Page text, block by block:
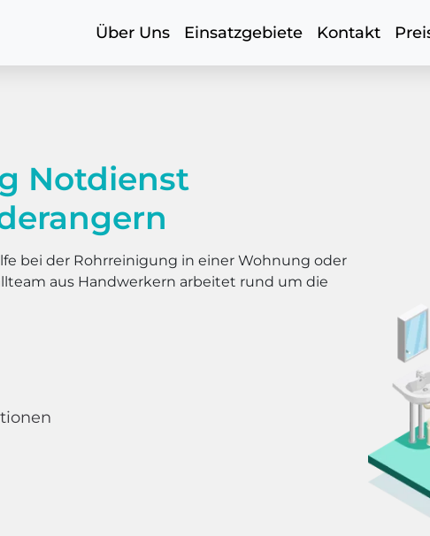
Über Uns Einsatzgebiete Kontakt
Notdienst
bei der Rohrreinigung in einer Wohnung oder
aus Handwerkern arbeitet rund um die